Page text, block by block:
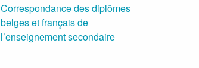
Correspondance des diplômes
belges et français de
l’enseignement secondaire